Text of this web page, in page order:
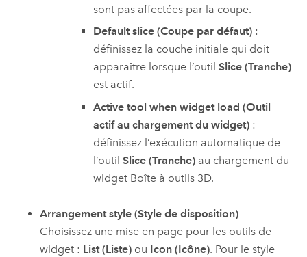
sont pas affectées par la coupe.
Default slice (Coupe par défaut):
définissez la couche initiale qui doit
apparaître lorsque l’outil Slice (Tranche)
est actif.
Active tool when widget load (Outil
actif au chargement du widget):
définissez l’exécution automatique de
l’outil Slice (Tranche)au chargement du
widget Boîte à outils 3D.
Arrangement style (Style de disposition) -
Choisissez une mise en page pour les outils de
widget : List (Liste) ou Icon (Icône). Pour le style